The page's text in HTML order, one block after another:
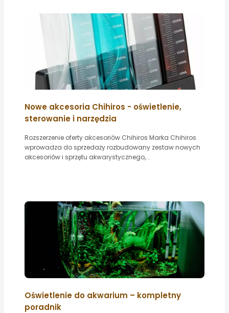
Nowe akcesoria Chihiros - oświetlenie,
sterowanie i narzędzia
Rozszerzenie oferty akcesoriów Chihiros Marka Chihiros
wprowadza do sprzedaży rozbudowany zestaw nowych
akcesoriów i sprzętu akwarystycznego,...
Oświetlenie do akwarium – kompletny
poradnik